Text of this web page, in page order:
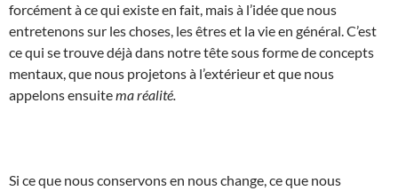
forcément à ce qui existe en fait, mais à l’idée que nous
entretenons sur les choses, les êtres et la vie en général. C’est
ce qui se trouve déjà dans notre tête sous forme de concepts
mentaux, que nous projetons à l’extérieur et que nous
appelons ensuitema réalité.
Si ce que nous conservons en nous change, ce que nous